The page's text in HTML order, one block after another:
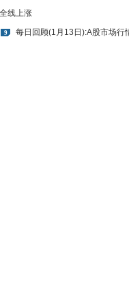
9 每日回顾(1月13日):A股市场行情